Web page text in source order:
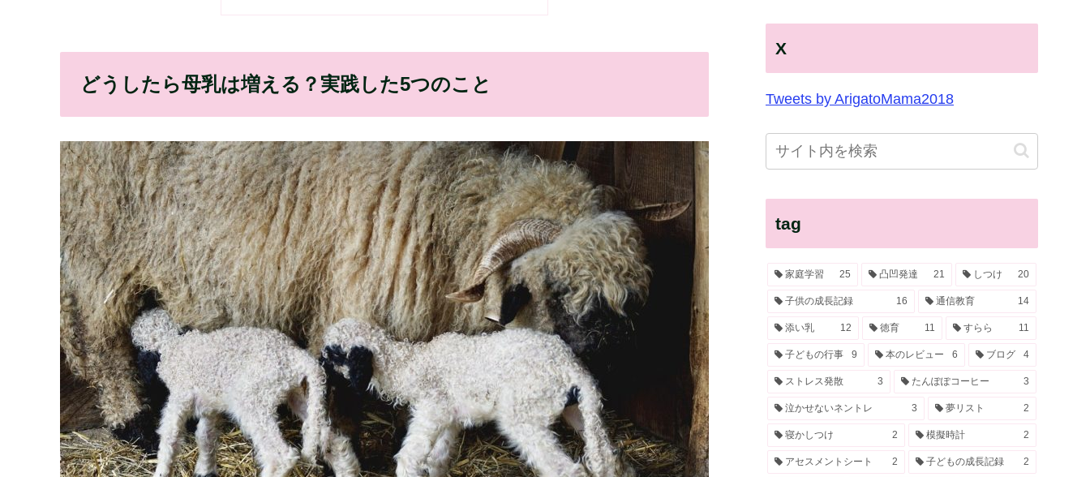
どうしたら母乳は増える？実践した5つのこと
X
Tweets by ArigatoMama2018
tag
家庭学習 25 凸凹発達 21 しつけ 20
子供の成長記録 16 通信教育 14
添い乳 12 徳育 11 すらら 11
子どもの行事 9 本のレビュー 6 ブログ 4
ストレス発散 3 たんぽぽコーヒー 3
泣かせないネントレ 3 夢リスト 2
寝かしつけ 2 模擬時計 2
アセスメントシート 2 子どもの成長記録 2